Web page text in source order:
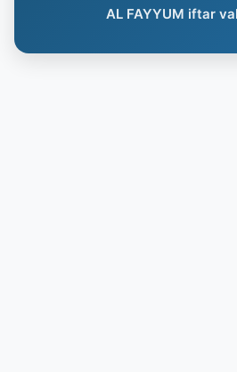
AL FAYYUM iftar